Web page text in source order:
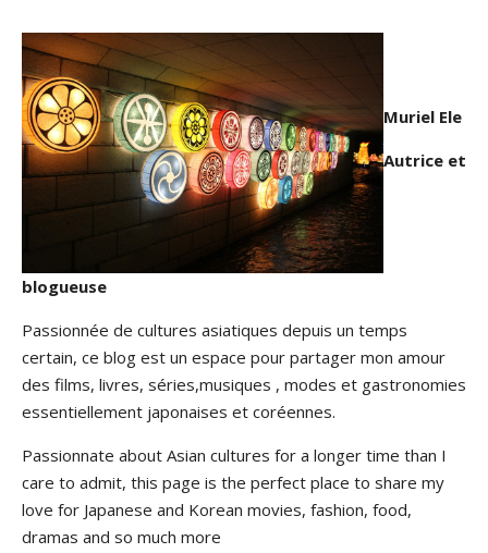
Muriel Ele
Autrice et
blogueuse
Passionnée de cultures asiatiques depuis un temps
certain, ce blog est un espace pour partager mon amour
des films, livres, séries,musiques , modes et gastronomies
essentiellement japonaises et coréennes.
Passionnate about Asian cultures for a longer time than I
care to admit, this page is the perfect place to share my
love for Japanese and Korean movies, fashion, food,
dramas and so much more